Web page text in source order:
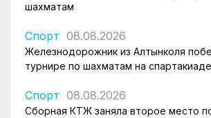
шахматам
Спорт 08.08.2026
Железнодорожник из Алтынколя
турнире по шахматам на спартакиаде
Спорт 08.08.2026
Сборная КТЖ заняла второе место по